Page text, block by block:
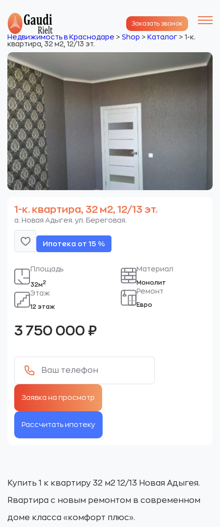
Заказать звонок
Недвижимость в Краснодаре > Shop > Каталог > 1-к.
квартира, 32 м2, 12/13 эт.
1-к. квартира, 32 м2, 12/13 эт.
а. Новая Адыгея. ул. Береговая.
Ипотека от 15 %
Площадь
32м2
Этаж
12 этаж
Материал
Монолит
Ремонт
Евро
3 750 000 ₽
Рассчитать ипотеку
Купить 1 к квартиру 32 м2 12/13 Новая Адыгея.
Rвартира с новым ремонтом в современном
доме класса «комфорт плюс».